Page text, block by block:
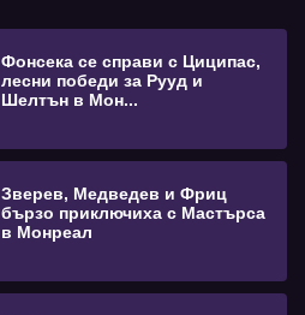
Фонсека се справи с Циципас,
лесни победи за Рууд и
Шелтън в Мон...
Зверев, Медведев и Фриц
бързо приключиха с Мастърса
в Монреал